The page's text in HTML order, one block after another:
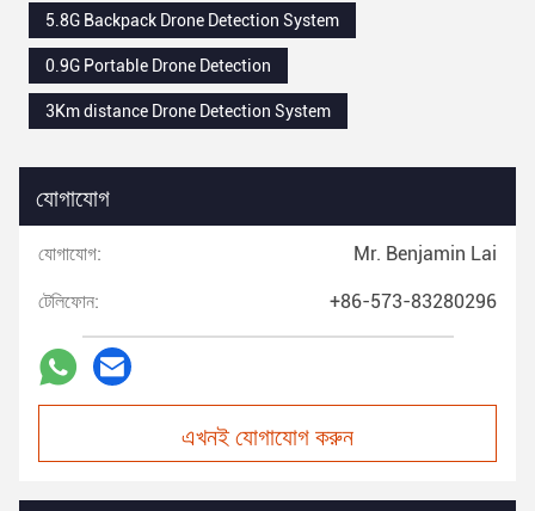
5.8G Backpack Drone Detection System
0.9G Portable Drone Detection
3Km distance Drone Detection System
যোগাযোগ
যোগাযোগ: Mr. Benjamin Lai
টেলিফোন: +86-573-83280296
এখনই যোগাযোগ করুন